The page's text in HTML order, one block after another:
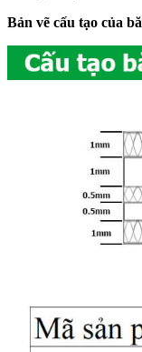
Bản vẽ cấu tạo của